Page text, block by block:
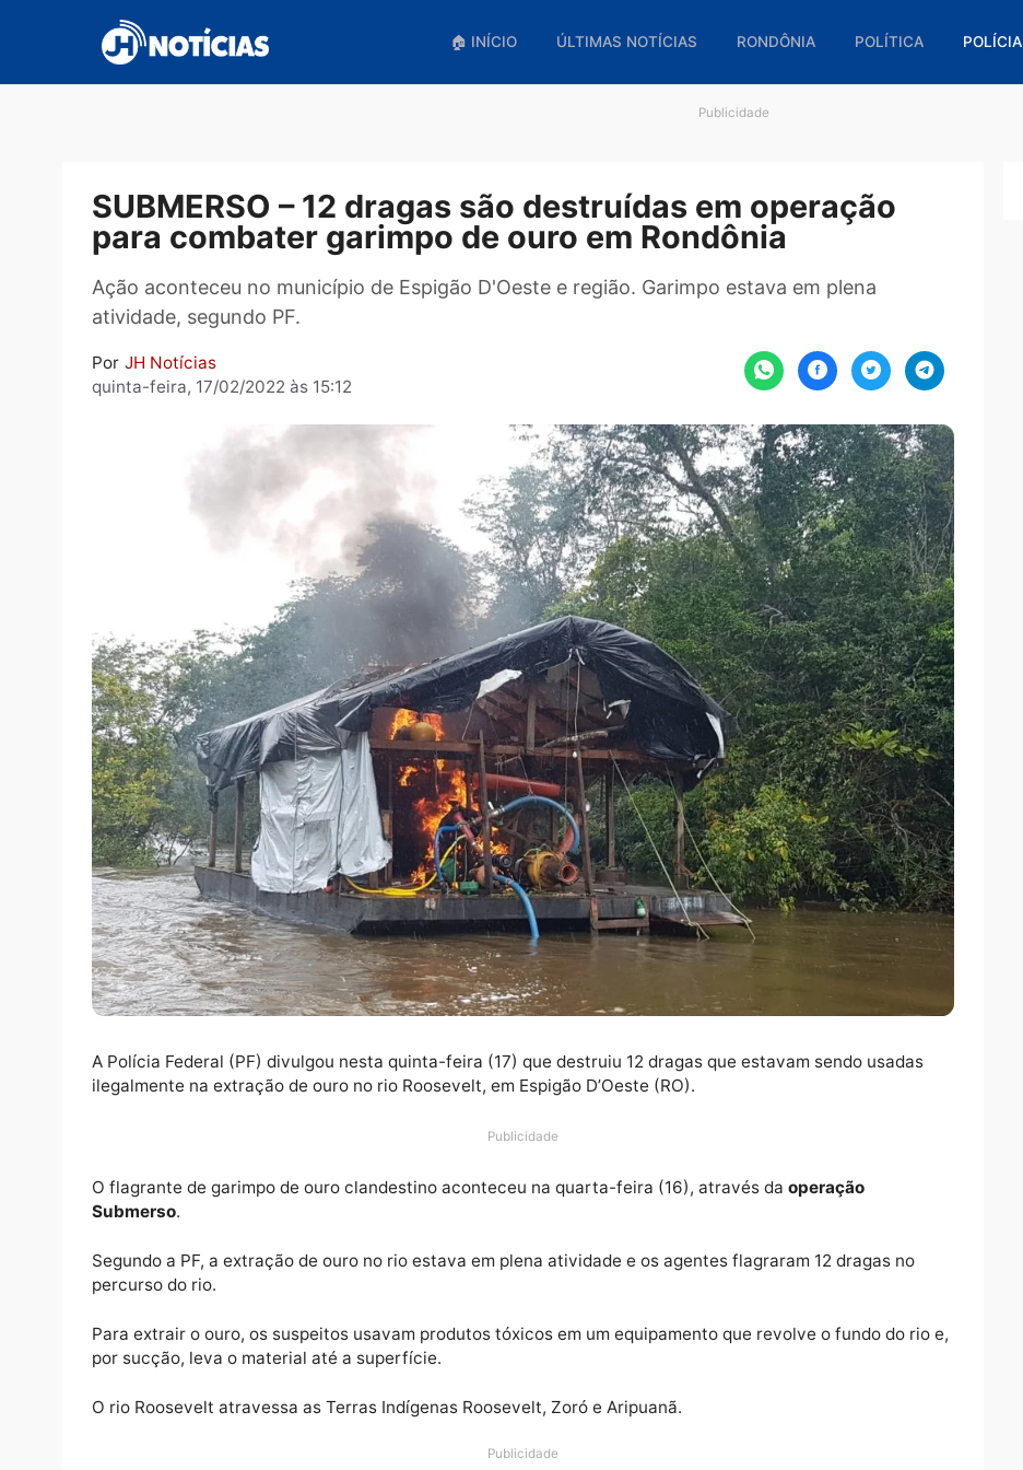
conteúdo
🏠 INÍCIO ÚLTIMAS NOTÍCIAS RONDÔNIA POLÍTICA
SUBMERSO – 12 dragas são destruídas em operação
para combater garimpo de ouro em Rondônia
Ação aconteceu no município de Espigão D'Oeste e região. Garimpo estava em plena
atividade, segundo PF.
JH Notícias
quinta-feira, 17/02/2022 às 15:12
A Polícia Federal (PF) divulgou nesta quinta-feira (17) que destruiu 12 dragas que estavam sendo usadas
ilegalmente na extração de ouro no rio Roosevelt, em Espigão D’Oeste (RO).
Publicidade
Submerso.
Segundo a PF, a extração de ouro no rio estava em plena atividade e os agentes flagraram 12 dragas no